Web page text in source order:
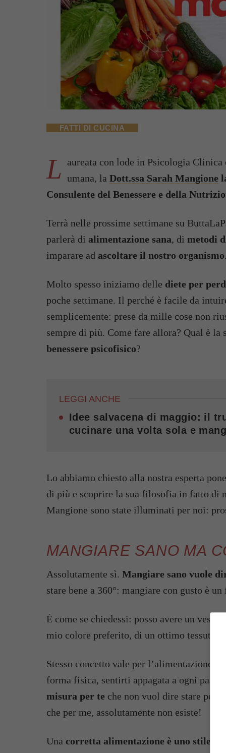
FATTI DI CUCINA
L aureata con lode in Psicologia
umana, la Dott.ssa Sarah Mangione
Consulente del Benessere e della
Terrà nelle prossime settimane su
parlerà di alimentazione sana, di metodi
imparare ad ascoltare il nostro organismo.
Molto spesso iniziamo delle diete per
poche settimane. Il perché è facile da
semplicemente: prese da mille cose non
sempre di più. Come fare allora? Qual è la
benessere psicofisico?
LEGGI ANCHE
Idee salvacena di maggio: il
cucinare una volta sola e
Lo abbiamo chiesto alla nostra esperta
di più e scoprire la sua filosofia in fatto di
Mangione sono state illuminati per noi:
MANGIARE SANO MA
Assolutamente sì. Mangiare sano vuole
stare bene a 360°: mangiare con gusto è
È come se chiedessi: posso avere un
mio colore preferito, di un ottimo tessuto e
Stesso concetto vale per l’alimentazione.
forma fisica, sentirti appagata a ogni pasto.
misura per te che non vuol dire stare
che per me, assolutamente non esiste!
Una corretta alimentazione è uno stile di